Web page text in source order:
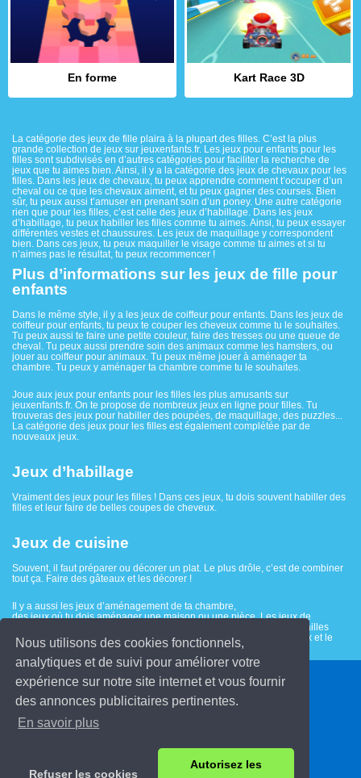
Nous utilisons des cookies fonctionnels,
analytiques et de suivi pour améliorer votre
expérience sur notre site internet et vous fournir
des annonces publicitaires pertinentes.
En savoir plus
Refuser les cookies
Autorisez les
En forme Kart Race 3D
La catégorie des jeux de fille plaira à la plupart des filles. C’est la plus
grande collection de jeux sur jeuxenfants.fr. Les jeux pour enfants pour les
filles sont subdivisés en d’autres catégories pour faciliter la recherche de
jeux que tu aimes bien. Ainsi, il y a la catégorie des jeux de chevaux pour les
filles. Dans les jeux de chevaux, tu peux apprendre comment t’occuper d’un
cheval ou ce que les chevaux aiment, et tu peux gagner des courses. Bien
sûr, tu peux aussi t’amuser en prenant soin d’un poney. Une autre catégorie
rien que pour les filles, c’est celle des jeux d’habillage. Dans les jeux
d’habillage, tu peux habiller les filles comme tu aimes. Ainsi, tu peux essayer
différentes vestes et chaussures. Les jeux de maquillage y correspondent
bien. Dans ces jeux, tu peux maquiller le visage comme tu aimes et si tu
n’aimes pas le résultat, tu peux recommencer !
Plus d’informations sur les jeux de fille pour
enfants
Dans le même style, il y a les jeux de coiffeur pour enfants. Dans les jeux de
coiffeur pour enfants, tu peux te couper les cheveux comme tu le souhaites.
Tu peux aussi te faire une petite couleur, faire des tresses ou une queue de
cheval. Tu peux aussi prendre soin des animaux comme les hamsters, ou
jouer au coiffeur pour animaux. Tu peux même jouer à aménager ta
chambre. Tu peux y aménager ta chambre comme tu le souhaites.
Joue aux jeux pour enfants pour les filles les plus amusants sur
jeuxenfants.fr. On te propose de nombreux jeux en ligne pour filles. Tu
trouveras des jeux pour habiller des poupées, de maquillage, des puzzles...
La catégorie des jeux pour les filles est également complétée par de
nouveaux jeux.
Jeux d’habillage
Vraiment des jeux pour les filles ! Dans ces jeux, tu dois souvent habiller des
filles et leur faire de belles coupes de cheveux.
Jeux de cuisine
Souvent, il faut préparer ou décorer un plat. Le plus drôle, c’est de combiner
tout ça. Faire des gâteaux et les décorer !
Il y a aussi les jeux d’aménagement de ta chambre,
des jeux où tu dois aménager une maison ou une pièce. Les jeux de
services ont également beaucoup de succès. Dans ces jeux, tu travailles
généralement dans un restaurant, et il faut servir les clients au mieux et le
plus rapidement possible !
© 2026 Jeuxenfants.fr
Contact
Déclaration de protection de la vie privée